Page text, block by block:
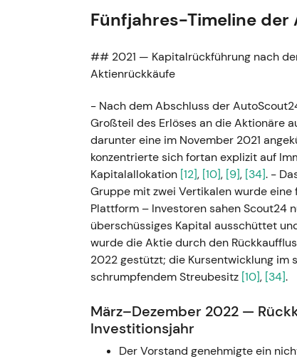
Fünfjahres-Timeline der
## 2021 — Kapitalrückführung nach
Aktienrückkäufe
- Nach dem Abschluss der
Großteil des Erlöses an die Aktionäre
darunter eine im November 2021
konzentrierte sich fortan explizit auf
Kapitalallokation [12], [10], [9], [34]. -
Gruppe mit zwei Vertikalen wurde
Plattform – Investoren sahen Scout24
überschüssiges Kapital ausschüttet
wurde die Aktie durch den
2022 gestützt; die Kursentwicklung im
schrumpfendem Streubesitz [10], [34].
März–Dezember 2022 —
Investitionsjahr
Der Vorstand genehmigte ein